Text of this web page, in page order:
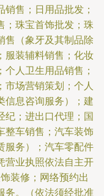
售；日用品批发；
；珠宝首饰批发；珠
售（象牙及其制品除
服装辅料销售；化妆
人卫生用品销售；
市场营销策划；个人
信息咨询服务）；建
纪；进出口代理；国
整车销售；汽车装饰
服务）；汽车零配件
营业执照依法自主开
装修；网络预约出
务。（依法须经批准